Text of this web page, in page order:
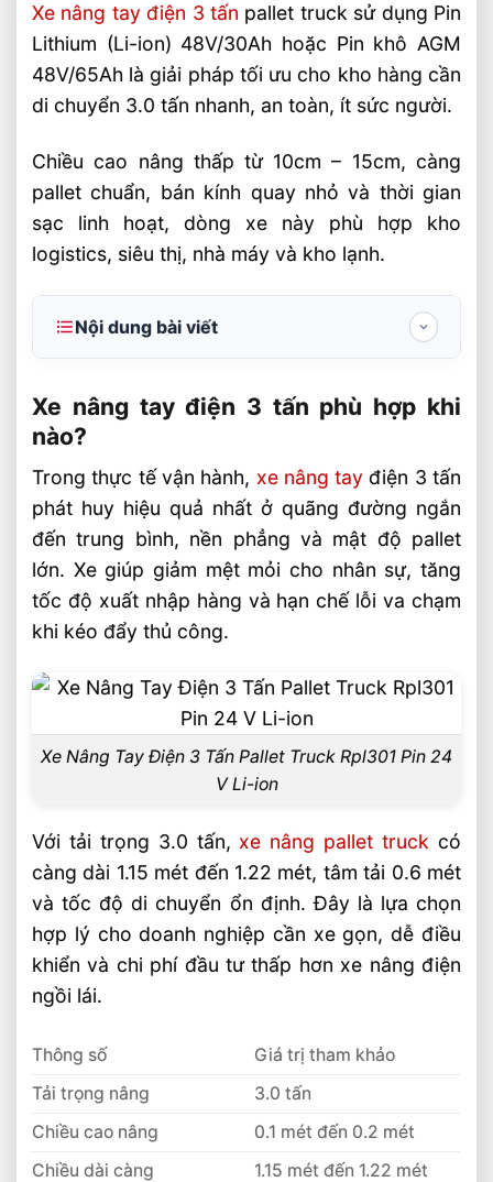
Xe nâng tay điện 3 tấn pallet truck sử dụng Pin
Lithium (Li-ion) 48V/30Ah hoặc Pin khô AGM
48V/65Ah là giải pháp tối ưu cho kho hàng cần
di chuyển 3.0 tấn nhanh, an toàn, ít sức người.
Chiều cao nâng thấp từ 10cm – 15cm, càng
pallet chuẩn, bán kính quay nhỏ và thời gian
sạc linh hoạt, dòng xe này phù hợp kho
logistics, siêu thị, nhà máy và kho lạnh.
Nội dung bài viết
Pin lithium và ắc quy AGM khác nhau thế
Giá Xe Nâng Tay Điện 3 Tấn Pallet Truck
Pin Lithium – Ắc Quy AGM
Cách chọn xe nâng tay điện 3 tấn theo
ngành hàng
Câu hỏi thường gặp về xe nâng điện 3 tấn
Pallet Truck FAQ
Xe nâng tay điện 3 tấn có phù hợp kho
nhỏ không?
Nên chọn pin lithium hay ắc quy AGM
cho pallet truck 3 tấn?
xe nâng điện đứng lái?
Liên hệ mua sản phẩm
Bài Viết Liên Quan
Xe Nâng Dầu 3 Tấn Có Thể Làm Việc Liên
Phổ Biến Hiện Nay?
Xe Nâng Dầu 3 Tấn Nâng Cao 4.5 Mét
Nên Chọn Loại Nào?
Xe Nâng Lithium Tải Trọng Nào Phù Hợp
Cho Kho Logistics
Xe nâng tay điện 3 tấn phù hợp khi
nào?
Trong thực tế vận hành, xe nâng tay điện 3 tấn
phát huy hiệu quả nhất ở quãng đường ngắn
đến trung bình, nền phẳng và mật độ pallet
lớn. Xe giúp giảm mệt mỏi cho nhân sự, tăng
tốc độ xuất nhập hàng và hạn chế lỗi va chạm
khi kéo đẩy thủ công.
Xe Nâng Tay Điện 3 Tấn Pallet Truck Rpl301 Pin 24
V Li-ion
Với tải trọng 3.0 tấn, xe nâng pallet truck có
càng dài 1.15 mét đến 1.22 mét, tâm tải 0.6 mét
và tốc độ di chuyển ổn định. Đây là lựa chọn
hợp lý cho doanh nghiệp cần xe gọn, dễ điều
khiển và chi phí đầu tư thấp hơn xe nâng điện
ngồi lái.
Thông số
Giá trị tham khảo
Tải trọng nâng
3.0 tấn
Chiều cao nâng
0.1 mét đến 0.2 mét
Chiều dài càng
1.15 mét đến 1.22 mét